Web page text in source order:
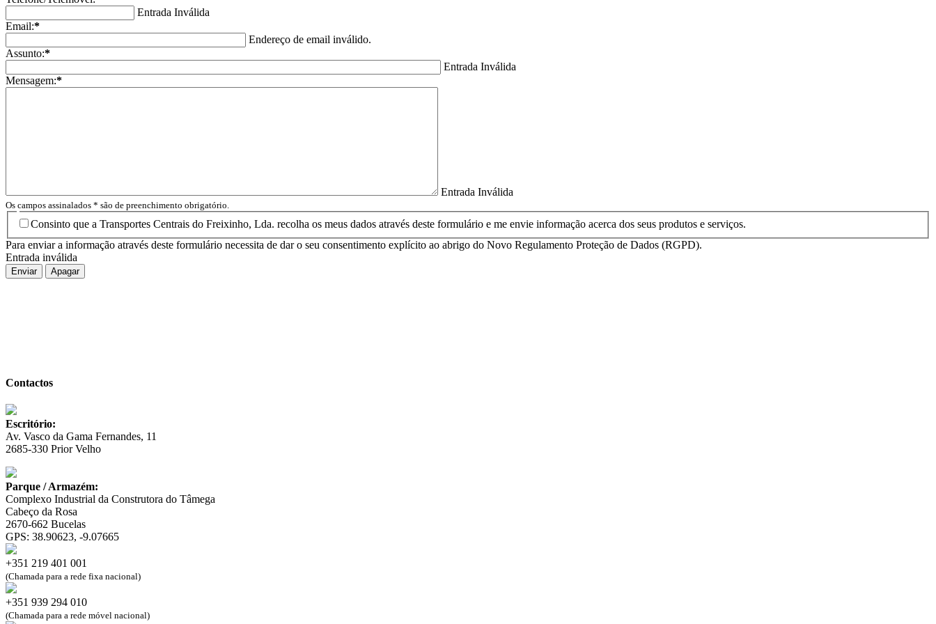
Entrada Inválida
Email:*
Endereço de email inválido.
Assunto:*
Entrada Inválida
Mensagem:*
Entrada Inválida
Os campos assinalados * são de preenchimento obrigatório.
Consinto que a Transportes Centrais do Freixinho, Lda. recolha os meus dados através deste formulário e me envie informação acerca dos seus produtos e serviços.
Para enviar a informação através deste formulário necessita de dar o seu consentimento explícito ao abrigo do Novo Regulamento Proteção de Dados (RGPD).
Entrada inválida
Enviar Apagar
Contactos
Escritório:
Av. Vasco da Gama Fernandes, 11
2685-330 Prior Velho
Parque / Armazém:
Complexo Industrial da Construtora do Tâmega
Cabeço da Rosa
2670-662 Bucelas
GPS: 38.90623, -9.07665
+351 219 401 001
(Chamada para a rede fixa nacional)
+351 939 294 010
(Chamada para a rede móvel nacional)